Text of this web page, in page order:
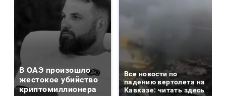
В ОАЭ произошло
жестокое убийство
криптомиллионера
Все новости по
падению вертолета на
Кавказе: читать здесь